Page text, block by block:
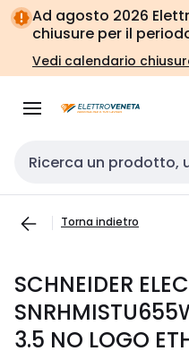
Vai alla
navigazione
Vai
alla
pagina
Ad agosto 2026
chiusure per il
Vedi calendario
Cerca input
Torna indietro
SCHNEIDER
3.5 NO LOGO